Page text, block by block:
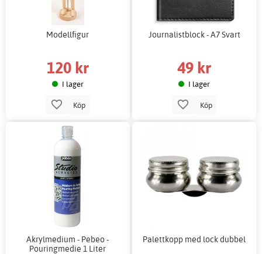
Modellfigur
120 kr
I lager
Köp
Journalistblock - A7 Svart
49 kr
I lager
Köp
Akrylmedium - Pebeo -
Pouringmedie 1 Liter
Palettkopp med lock dubbel